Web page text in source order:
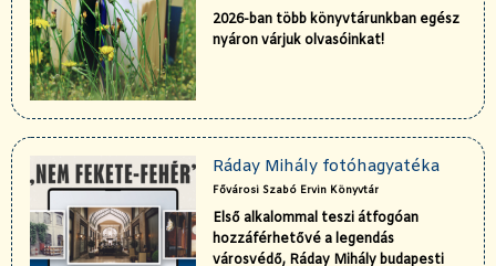
2026-ban több könyvtárunkban egész
nyáron várjuk olvasóinkat!
Ráday Mihály fotóhagyatéka
Fővárosi Szabó Ervin Könyvtár
Első alkalommal teszi átfogóan
hozzáférhetővé a legendás
városvédő, Ráday Mihály budapesti